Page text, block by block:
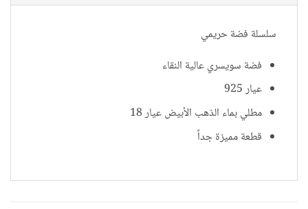
سلسلة فضة حريمي
فضة سويسري عالية النقاء
عيار 925
مطلي بماء الذهب الأبيض عيار 18
قطعة مميزة جداً